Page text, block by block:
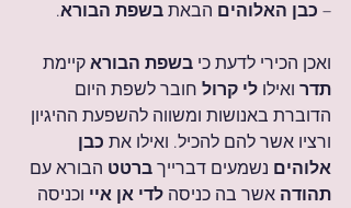
– כבן האלוהים הבאת בשפת הבורא.
ואכן הכירי לדעת כי בשפת הבורא קיימת
תדר ואילו לי קרול חובר לשפת היום
הדוברת באנושות ומשווה להשפעת ההיגיון
ורציו אשר להם להכיל. ואילו את כבן
אלוהים נשמעים דברייך ברטט הבורא עם
תהודה אשר בה כניסה לדי אן איי וכניסה